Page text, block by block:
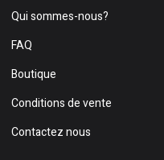
Qui sommes-nous?
FAQ
Boutique
Conditions de vente
Contactez nous